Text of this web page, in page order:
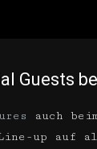
Guests
auch
up auf